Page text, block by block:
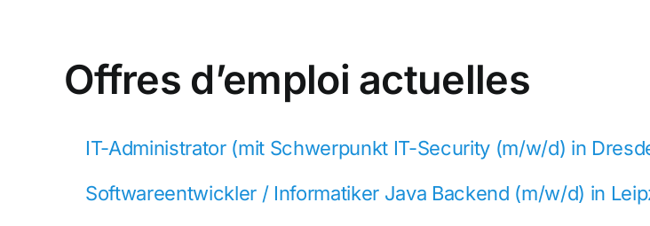
Offres d’emploi actuelles
IT-Administrator (mit Schwerpunkt IT-Security (m/w/d) in
Softwareentwickler / Informatiker Java Backend (m/w/d) in